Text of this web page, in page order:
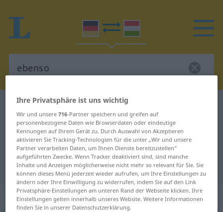
Deutsch-Ungarisch Wörterbuch
Deutsch-Ungarisch Übersetzung
für "ebenso"
"ebenso" Ungarisch Übersetzung
„ebenso“
Ihre Privatsphäre ist uns wichtig
Wir und unsere716-Partner speichern und greifen auf
personenbezogene Daten wie Browserdaten oder eindeutige
Kennungen auf Ihrem Gerät zu. Durch Auswahl von Akzeptieren
aktivieren Sie Tracking-Technologien für die unter „Wir und unsere
Partner verarbeiten Daten, um Ihnen Dienste bereitzustellen“
aufgeführten Zwecke. Wenn Tracker deaktiviert sind, sind manche
Inhalte und Anzeigen möglicherweise nicht mehr so relevant für Sie. Sie
können dieses Menü jederzeit wieder aufrufen, um Ihre Einstellungen zu
ändern oder Ihre Einwilligung zu widerrufen, indem Sie auf den Link
Privatsphäre-Einstellungen am unteren Rand der Webseite klicken. Ihre
Einstellungen gelten innerhalb unseres Website. Weitere Informationen
finden Sie in unserer Datenschutzerklärung.